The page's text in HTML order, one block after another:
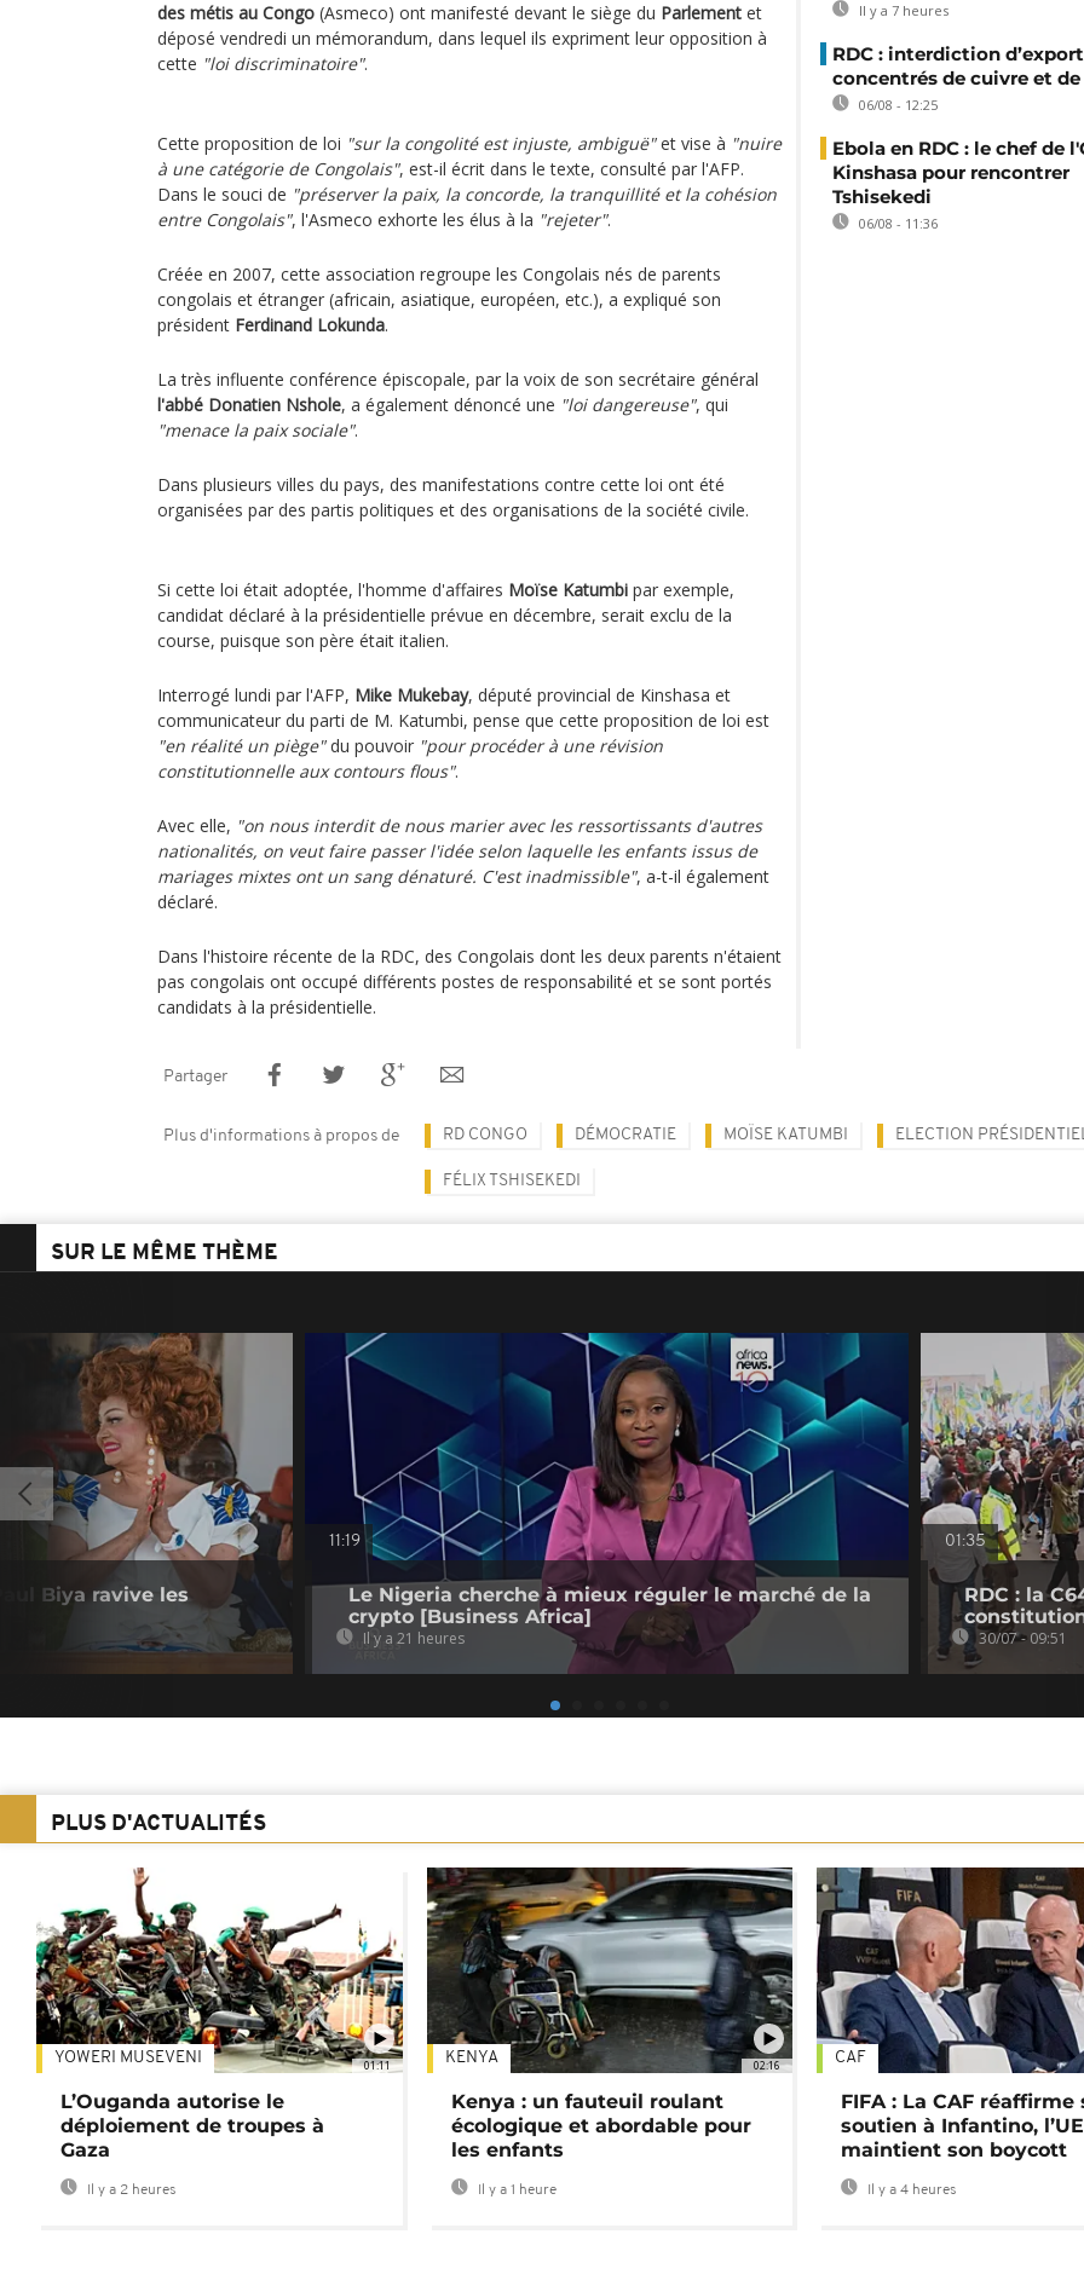
des métis au Congo (Asmeco) ont manifesté devant le siège du Parlement et
déposé vendredi un mémorandum, dans lequel ils expriment leur opposition à
cette "loi discriminatoire".
Cette proposition de loi "sur la congolité est injuste, ambiguë"et vise à "nuire
à une catégorie de Congolais", est-il écrit dans le texte, consulté par l'AFP.
Dans le souci de "préserver la paix, la concorde, la tranquillité et la cohésion
entre Congolais", l'Asmeco exhorte les élus à la "rejeter".
Créée en 2007, cette association regroupe les Congolais nés de parents
congolais et étranger (africain, asiatique, européen, etc.), a expliqué son
président Ferdinand Lokunda.
La très influente conférence épiscopale, par la voix de son secrétaire général
l'abbé Donatien Nshole, a également dénoncé une "loi dangereuse", qui
"menace la paix sociale".
Dans plusieurs villes du pays, des manifestations contre cette loi ont été
organisées par des partis politiques et des organisations de la société civile.
Si cette loi était adoptée, l'homme d'affaires Moïse Katumbi par exemple,
candidat déclaré à la présidentielle prévue en décembre, serait exclu de la
course, puisque son père était italien.
Interrogé lundi par l'AFP, Mike Mukebay, député provincial de Kinshasa et
communicateur du parti de M. Katumbi, pense que cette proposition de loi est
"en réalité un piège"du pouvoir "pour procéder à une révision
constitutionnelle aux contours flous".
Avec elle, "on nous interdit de nous marier avec les ressortissants d'autres
nationalités, on veut faire passer l'idée selon laquelle les enfants issus de
mariages mixtes ont un sang dénaturé. C'est inadmissible", a-t-il également
déclaré.
Dans l'histoire récente de la RDC, des Congolais dont les deux parents n'étaient
pas congolais ont occupé différents postes de responsabilité et se sont portés
candidats à la présidentielle.
Il y a 7 heures
RDC : interdiction
concentrés de cuivre et
06/08 - 12:25
Ebola en RDC : le chef de
Kinshasa pour rencontrer
Tshisekedi
06/08 - 11:36
Partager
Plus d'informations à propos de RD CONGO DÉMOCRATIE MOÏSE KATUMBI ELECTION
FÉLIX TSHISEKEDI
SUR LE MÊME THÈME
Biya ravive les
11:19
Le Nigeria cherche à mieux réguler le marché de la
crypto [Business Africa]
Il y a 21 heures
01:35
RDC : la
30/07 - 09:51
PLUS D'ACTUALITÉS
01:11
YOWERI MUSEVENI
L’Ouganda autorise le
déploiement de troupes à
Gaza
Il y a 2 heures
02:16
KENYA
Kenya : un fauteuil roulant
écologique et abordable pour
les enfants
Il y a 1 heure
CAF
FIFA : La CAF réaffirme
soutien à Infantino,
maintient son boycott
Il y a 4 heures